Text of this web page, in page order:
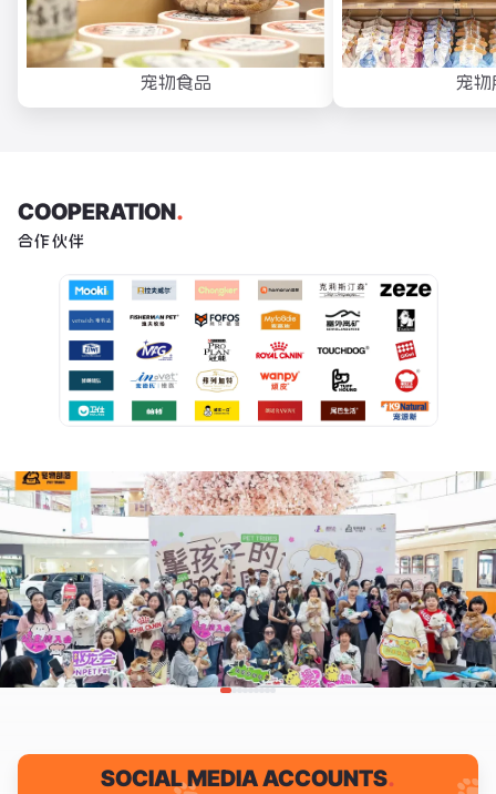
宠物食品 宠
COOPERATION.
合作伙伴
SOCIAL MEDIA ACCOUNTS.